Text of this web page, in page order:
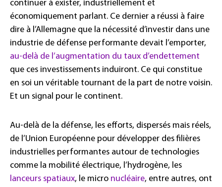
continuer à exister, industriellement et
économiquement parlant. Ce dernier a réussi à faire
dire à l’Allemagne que la nécessité d’investir dans une
industrie de défense performante devait l’emporter,
au-delà de l’augmentation du taux d’endettement
que ces investissements induiront. Ce qui constitue
en soi un véritable tournant de la part de notre voisin.
Et un signal pour le continent.
Au-delà de la défense, les efforts, dispersés mais réels,
de l’Union Européenne pour développer des filières
industrielles performantes autour de technologies
comme la mobilité électrique, l’hydrogène, les
lanceurs spatiaux, le micro nucléaire, entre autres, ont